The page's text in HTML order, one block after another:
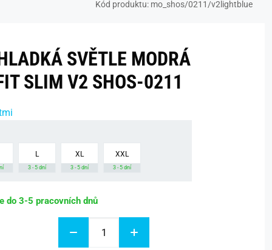
Kód produktu: mo_shos/0211/v2lightblue
SVĚTLE MODRÁ
SLIM V2 SHOS-0211
L
3 - 5 dní
XL
3 - 5 dní
XXL
3 - 5 dní
do 3-5 pracovních dnů